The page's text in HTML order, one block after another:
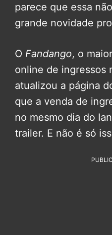
parece que essa
grande novidade
O Fandango, o
online de ingressos
atualizou a página
que a venda de
no mesmo dia do
trailer. E não é só